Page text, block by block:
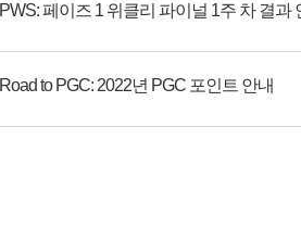
PWS: 페이즈 1 위클리 파이널 1주 차 결과
Road to PGC: 2022년 PGC 포인트 안내